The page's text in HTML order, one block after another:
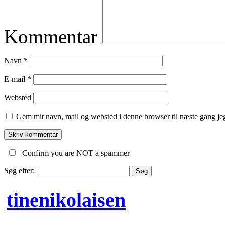
Kommentar
Navn *
E-mail *
Websted
Gem mit navn, mail og websted i denne browser til næste gang
Confirm you are NOT a spammer
Søg efter:
tinenikolaisen